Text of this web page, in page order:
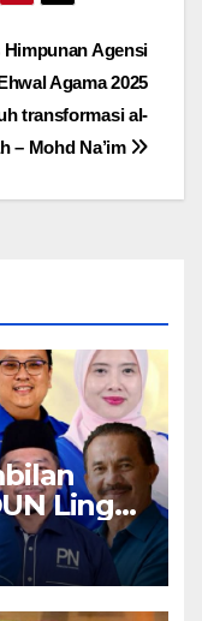
Himpunan Agensi
Agama 2025
transformasi al-
– Mohd Na’im
Linggi